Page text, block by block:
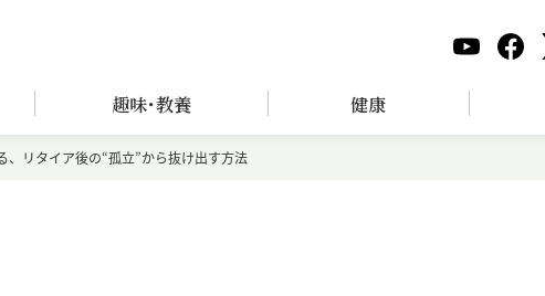
趣味･教養 健康
、リタイア後の“孤立”から抜け出す方法